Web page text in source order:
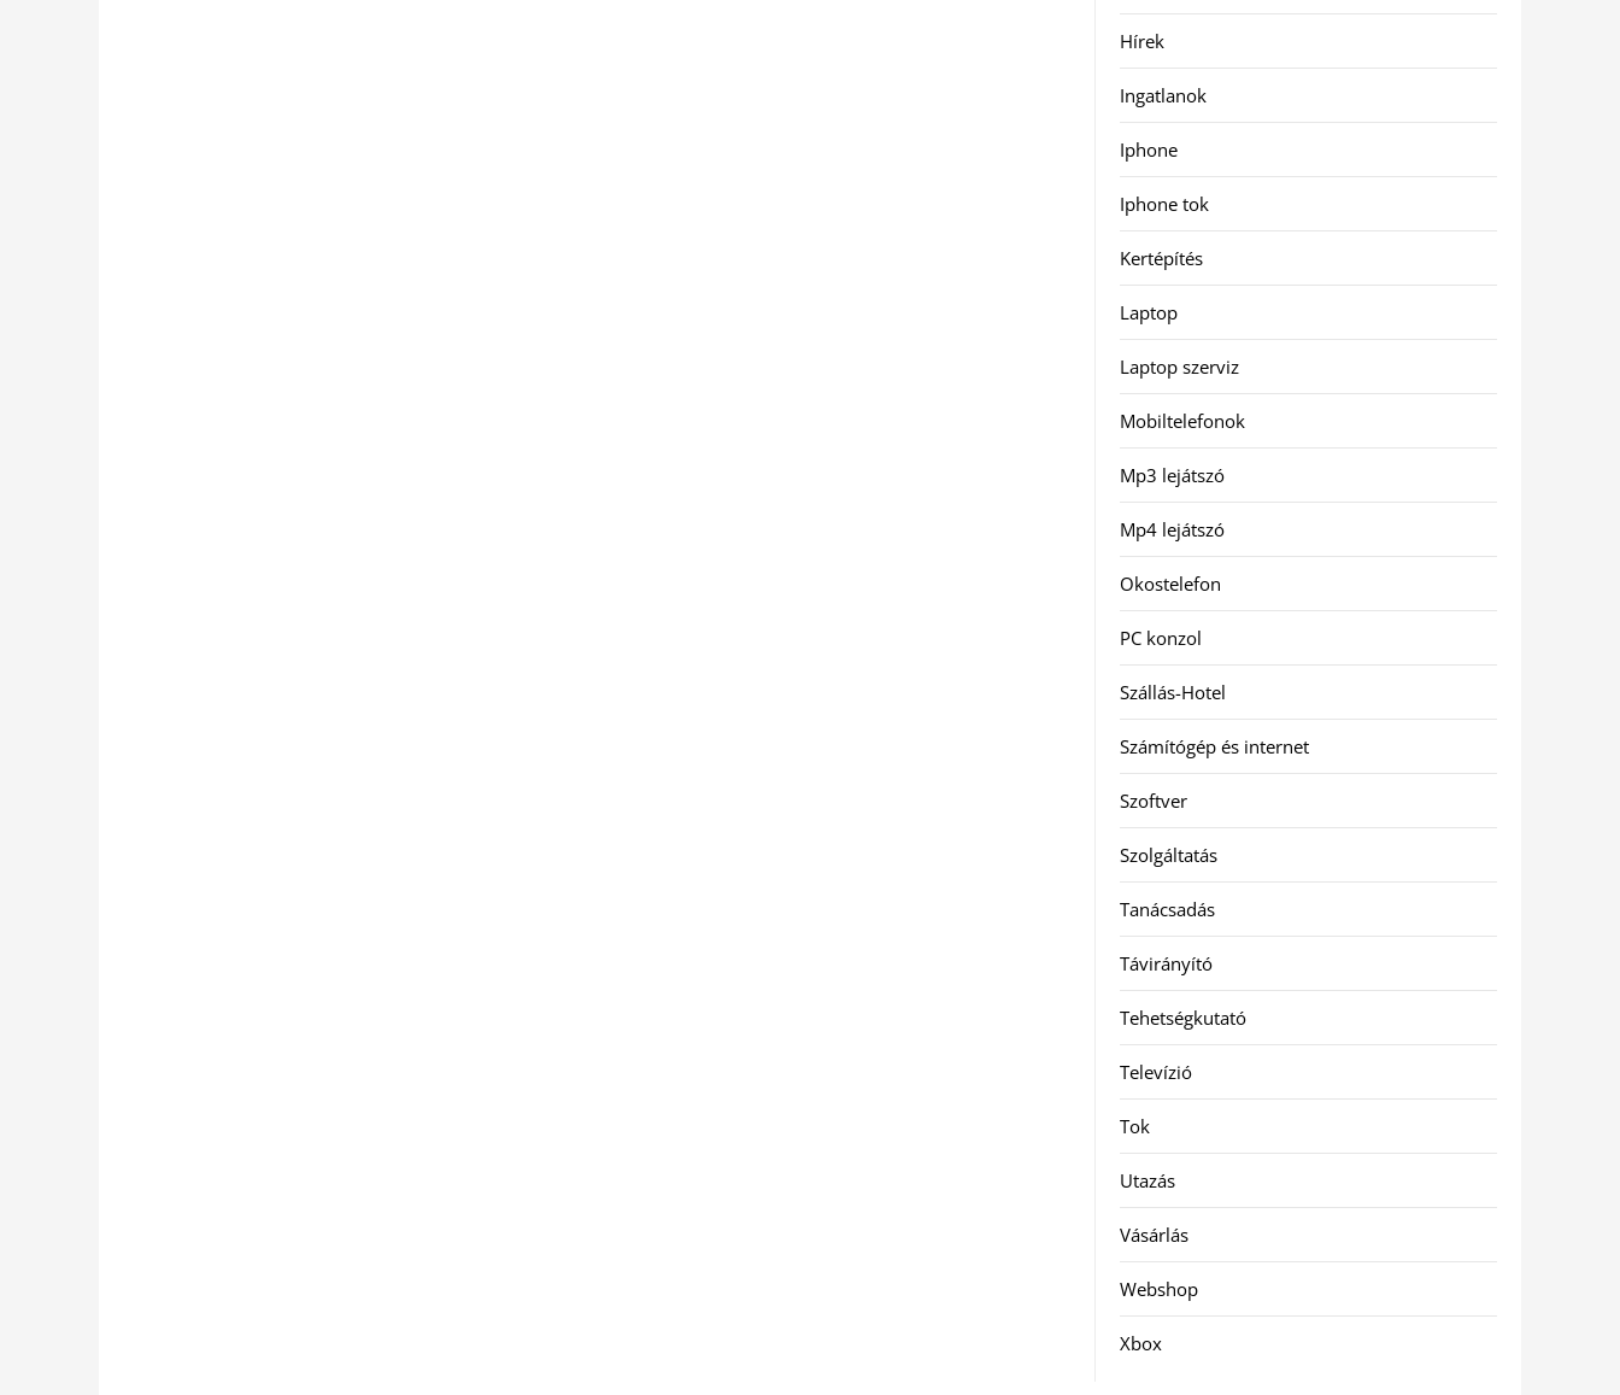
Hírek
Ingatlanok
Iphone
Iphone tok
Kertépítés
Laptop
Laptop szerviz
Mobiltelefonok
Mp3 lejátszó
Mp4 lejátszó
Okostelefon
PC konzol
Szállás-Hotel
Számítógép és internet
Szoftver
Szolgáltatás
Tanácsadás
Távirányító
Tehetségkutató
Televízió
Tok
Utazás
Vásárlás
Webshop
Xbox